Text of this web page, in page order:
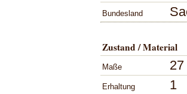
Bundesland
Zustand / Material
Maße
Erhaltung 1